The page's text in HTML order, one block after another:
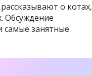
о котах,
Обсуждение
занятные